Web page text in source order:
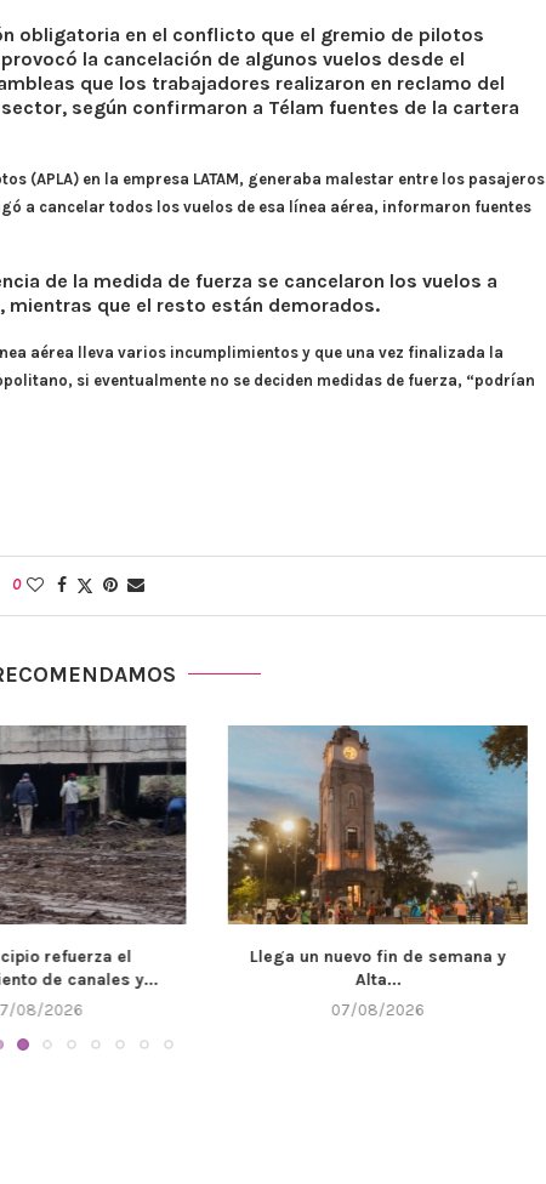
obligatoria en el conflicto que el gremio de pilotos
la cancelación de algunos vuelos desde el
que los trabajadores realizaron en reclamo del
según confirmaron a Télam fuentes de la cartera
(APLA) en la empresa LATAM, generaba malestar entre los pasajeros
a cancelar todos los vuelos de esa línea aérea, informaron fuentes
de la medida de fuerza se cancelaron los vuelos a
mientras que el resto están demorados.
aérea lleva varios incumplimientos y que una vez finalizada la
si eventualmente no se deciden medidas de fuerza, “podrían
0
nuevo fin de semana y
Alta...
07/08/2026
Córdoba fortalece la prevención y
respuesta ante el...
07/08/2026